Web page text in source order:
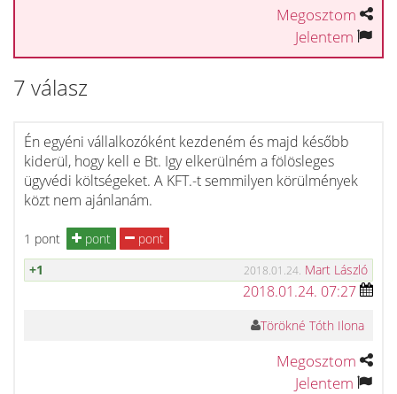
Megosztom
Jelentem
7 válasz
Én egyéni vállalkozóként kezdeném és majd később
kiderül, hogy kell e Bt. Igy elkerülném a fölösleges
ügyvédi költségeket. A KFT.-t semmilyen körülmények
közt nem ajánlanám.
1 pont pont
pont
+1
2018.01.24. Mart László
2018.01.24. 07:27
Törökné Tóth Ilona
Megosztom
Jelentem